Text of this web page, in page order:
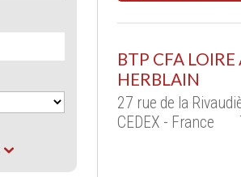
BTP CFA
HERBLAIN
27 rue de la
CEDEX - France